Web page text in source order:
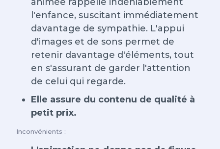
l'enfance, suscitant immédiatement
davantage de sympathie. L'appui
d'images et de sons permet de
retenir davantage d'éléments, tout
en s'assurant de garder l'attention
de celui qui regarde.
Elle assure du contenu de qualité à
petit prix.
Inconvénients :